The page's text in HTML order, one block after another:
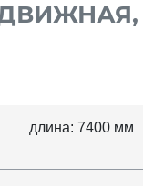
длина: 7400 мм